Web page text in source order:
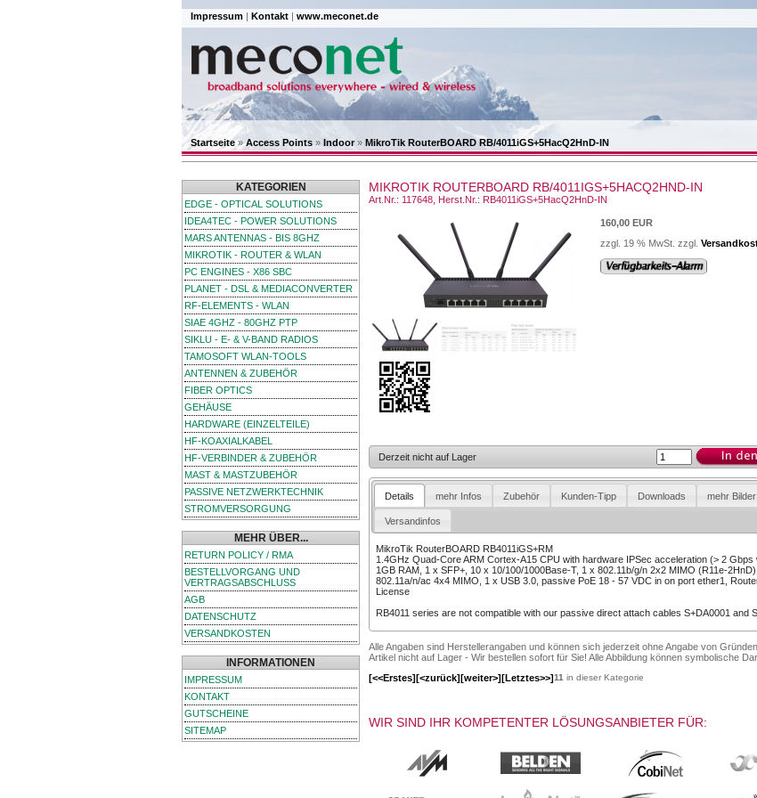
Impressum | Kontakt | www.meconet.de
Startseite»Access Points » Indoor» MikroTik RouterBOARD RB/4011iGS+5HacQ2HnD-IN
KATEGORIEN
EDGE - OPTICAL SOLUTIONS
IDEA4TEC - POWER SOLUTIONS
MARS ANTENNAS - BIS 8GHZ
MIKROTIK - ROUTER & WLAN
PC ENGINES - X86 SBC
PLANET - DSL & MEDIACONVERTER
RF-ELEMENTS - WLAN
SIAE 4GHZ - 80GHZ PTP
SIKLU - E- & V-BAND RADIOS
TAMOSOFT WLAN-TOOLS
ANTENNEN & ZUBEHÖR
FIBER OPTICS
GEHÄUSE
HARDWARE (EINZELTEILE)
HF-KOAXIALKABEL
HF-VERBINDER & ZUBEHÖR
MAST & MASTZUBEHÖR
PASSIVE NETZWERKTECHNIK
STROMVERSORGUNG
MEHR ÜBER...
RETURN POLICY / RMA
BESTELLVORGANG UND
VERTRAGSABSCHLUSS
AGB
DATENSCHUTZ
VERSANDKOSTEN
INFORMATIONEN
IMPRESSUM
KONTAKT
GUTSCHEINE
SITEMAP
MIKROTIK ROUTERBOARD RB/4011IGS+5HACQ2HND-IN
Art.Nr.: 117648, Herst.Nr.: RB4011iGS+5HacQ2HnD-IN
160,00 EUR
zzgl. 19 % MwSt. zzgl.
Derzeit nicht auf Lager
Details mehr Infos Zubehör Kunden-Tipp Downloads mehr Bilder
Versandinfos
MikroTik RouterBOARD RB4011iGS+RM
1.4GHz Quad-Core ARM Cortex-A15 CPU with hardware IPSec acceleration (> 2 Gbps
1GB RAM, 1 x SFP+, 10 x 10/100/1000Base-T, 1 x 802.11b/g/n 2x2 MIMO (R11e-
802.11a/n/ac 4x4 MIMO, 1 x USB 3.0, passive PoE 18 - 57 VDC in on port ether1,
License
RB4011 series are not compatible with our passive direct attach cables S+DA0001 and
Alle Angaben sind Herstellerangaben und können sich jederzeit ohne Angabe von
Artikel nicht auf Lager - Wir bestellen sofort für Sie! Alle Abbildung können symbolische
[<<Erstes][<zurück][weiter>][Letztes>>]11 in dieser Kategorie
WIR SIND IHR KOMPETENTER LÖSUNGSANBIETER FÜR: